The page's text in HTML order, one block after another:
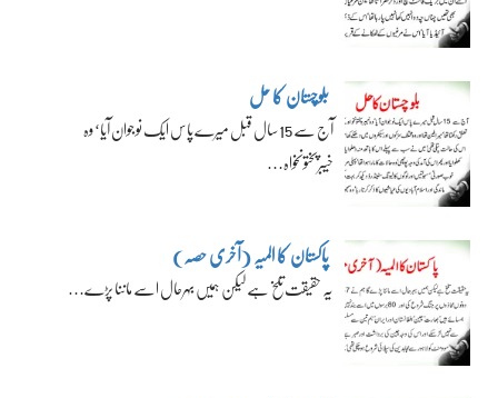
بلوچستان کا حل
آج سے 15 سال قبل میرے پاس ایک نوجوان آیا‘ وہ
خیبرپختونخواہ…
پاکستان کا المیہ (آخری حصہ)
یہ حقیقت تلخ ہے لیکن ہمیں بہرحال اسے ماننا پڑے…